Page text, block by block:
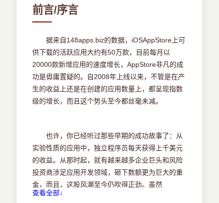
3.5.1 从主流应用程序/游戏中借鉴风格和功能
3.5.2 提炼成功的功能特性，换个角度
第4章 了解你的客户
4.1 理解App Store的人口统计学
4.1.1 休闲和传统游戏的核心
4.1.2 iPhone休闲游戏与传统休闲游戏的比较
4.2 迎合客户的期望
4.2.1 视觉和画面
4.2.2 游戏玩法和功能特性
第5章 策划开发的各个阶段
5.1 领导与团队
5.1.1 角色的假设
5.1.2 首发阵容
5.1.3 初期的控制概念
5.2 从概念到发布
前言/序言
据来自148apps.biz的数据，iOSAppStore上可
供下载的活跃应用大约有50万款，目前每月以
20000款新增应用的速度增长，AppStore非凡的成
功是毋庸置疑的。自2008年上线以来，不管是在产
生的收益上还是在创建的应用数量上，都呈现指数
级的增长，而且这个势头至今都丝毫未减。
也许，你已经听过那些早期的成功故事了：从
实验性质的应用中，独立程序员每天获得上千美元
的收益。从那时起，就有越来越多企业巨头和风险
投资商涉足应用开发领域，砸下数额更为巨大的重
金，而且，这股风潮至今仍吹得正劲。虽然
AppStore尚未表现出任何疲软的迹象，但却正逐渐
查看全部↓